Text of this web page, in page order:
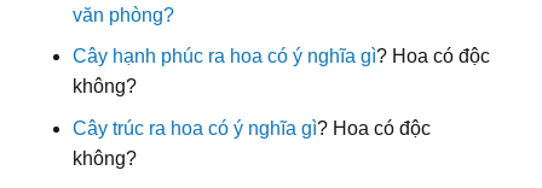
văn phòng?
Cây hạnh phúc ra hoa có ý nghĩa gì? Hoa có độc
không?
Cây trúc ra hoa có ý nghĩa gì? Hoa có độc
không?